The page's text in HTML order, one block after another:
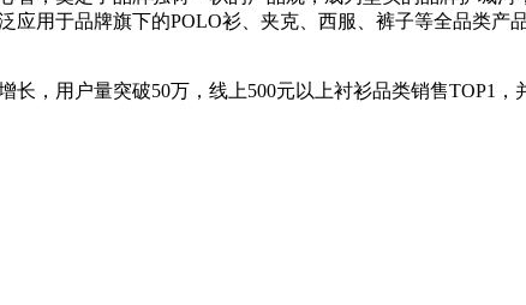
用于品牌旗下的POLO衫、夹克、西服、裤子等全品类产
，用户量突破50万，线上500元以上衬衫品类销售TOP1